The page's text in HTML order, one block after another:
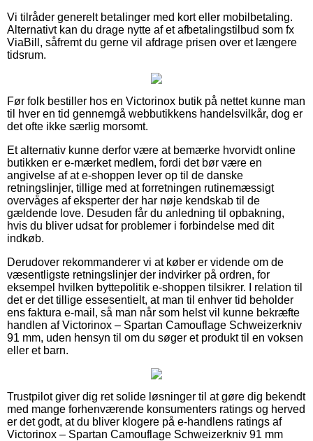
Vi tilråder generelt betalinger med kort eller mobilbetaling.
Alternativt kan du drage nytte af et afbetalingstilbud som fx
ViaBill, såfremt du gerne vil afdrage prisen over et længere
tidsrum.
Før folk bestiller hos en Victorinox butik på nettet kunne man
til hver en tid gennemgå webbutikkens handelsvilkår, dog er
det ofte ikke særlig morsomt.
Et alternativ kunne derfor være at bemærke hvorvidt online
butikken er e-mærket medlem, fordi det bør være en
angivelse af at e-shoppen lever op til de danske
retningslinjer, tillige med at forretningen rutinemæssigt
overvåges af eksperter der har nøje kendskab til de
gældende love. Desuden får du anledning til opbakning,
hvis du bliver udsat for problemer i forbindelse med dit
indkøb.
Derudover rekommanderer vi at køber er vidende om de
væsentligste retningslinjer der indvirker på ordren, for
eksempel hvilken byttepolitik e-shoppen tilsikrer. I relation til
det er det tillige essesentielt, at man til enhver tid beholder
ens faktura e-mail, så man når som helst vil kunne bekræfte
handlen af Victorinox – Spartan Camouflage Schweizerkniv
91 mm, uden hensyn til om du søger et produkt til en voksen
eller et barn.
Trustpilot giver dig ret solide løsninger til at gøre dig bekendt
med mange forhenværende konsumenters ratings og herved
er det godt, at du bliver klogere på e-handlens ratings af
Victorinox – Spartan Camouflage Schweizerkniv 91 mm